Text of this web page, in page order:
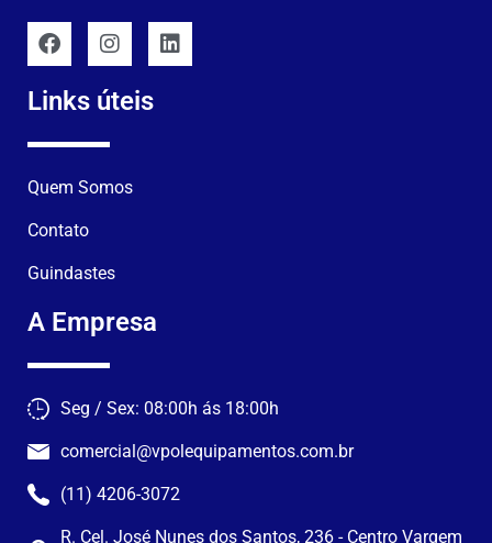
Links úteis
Quem Somos
Contato
Guindastes
A Empresa
Seg / Sex: 08:00h ás 18:00h
comercial@vpolequipamentos.com.br
(11) 4206-3072
R. Cel. José Nunes dos Santos, 236 - Centro Vargem